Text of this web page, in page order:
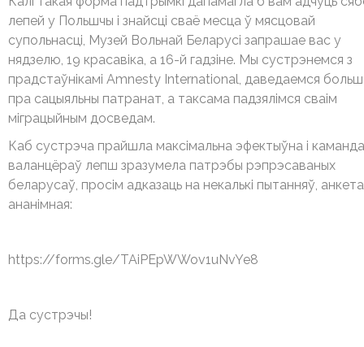
лепей у Польшчы і знайсці сваё месца ў мясцовай
супольнасці, Музей Вольнай Беларусі запрашае вас у
нядзелю, 19 красавіка, а 16-й гадзіне. Мы сустрэнемся з
прадстаўнікамі Amnesty International, даведаемся больш
пра сацыяльны патранат, а таксама падзялімся сваім
міграцыйным досведам.
Каб сустрэча прайшла максімальна эфектыўна і каманда
валанцёраў лепш зразумела патрэбы рэпрэсаваных
беларусаў, просім адказаць на некалькі пытанняў, анкета
ананімная:
https://forms.gle/TAiPEpWWov1uNvYe8
Да сустрэчы!